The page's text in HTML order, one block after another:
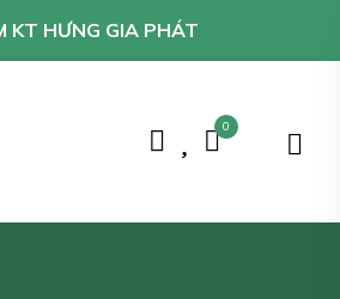
KT HƯNG GIA PHÁT
0